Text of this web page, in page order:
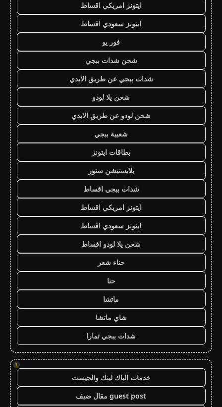
ايتونز امريكي اقساط
ايتونز سعودي اقساط
فور يو
شحن شدات ببجي
شدات ببجي عن طريق الايدي
شحن يلا لودو
شحن لودو عن طريق الايدي
شعبية ببجي
بطاقات ايتونز
بلايستيشن ستور
شدات ببجي اقساط
ايتونز امريكي اقساط
ايتونز سعودي اقساط
شحن يلا لودو اقساط
حناء شعر
حنا
ماتشا
شاي ماتشا
شدات ببجي تمارا
!
خدمات الباك لينك والجيست
guest post مقال ضيف